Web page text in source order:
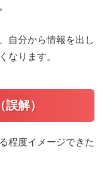
自分から情報を出し
なります。
解）
程度イメージできた